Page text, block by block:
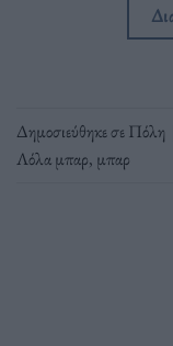
Δημοσιεύθηκε σεΠόλη
Λόλα μπαρ, μπαρ